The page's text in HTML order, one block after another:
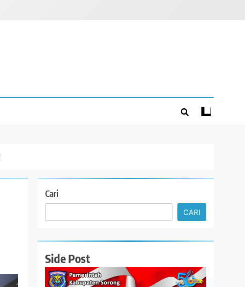
Cari
CARI
Side Post